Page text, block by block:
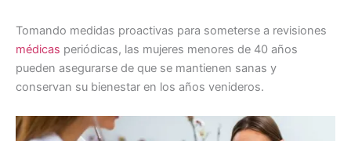
Tomando medidas proactivas para someterse a revisiones
médicas periódicas, las mujeres menores de 40 años
pueden asegurarse de que se mantienen sanas y
conservan su bienestar en los años venideros.